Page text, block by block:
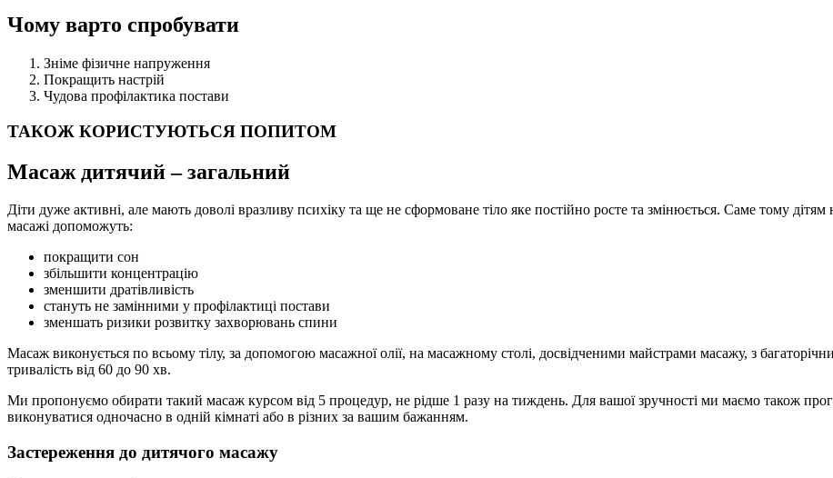
Чому варто спробувати
Зніме фізичне напруження
Покращить настрій
Чудова профілактика постави
ТАКОЖ КОРИСТУЮТЬСЯ ПОПИТОМ
Масаж дитячий – загальний
Діти дуже активні, але мають доволі вразливу психіку та ще не сформоване тіло яке постійно росте та змінюється. Саме тому дітям
масажі допоможуть:
покращити сон
збільшити концентрацію
зменшити дратівливість
стануть не замінними у профілактиці постави
зменшать ризики розвитку захворювань спини
Масаж виконується по всьому тілу, за допомогою масажної олії, на масажному столі, досвідченими майстрами масажу, з
тривалість від 60 до 90 хв.
Ми пропонуємо обирати такий масаж курсом від 5 процедур, не рідше 1 разу на тиждень. Для вашої зручності ми маємо також
виконуватися одночасно в одній кімнаті або в різних за вашим бажанням.
Застереження до дитячого масажу